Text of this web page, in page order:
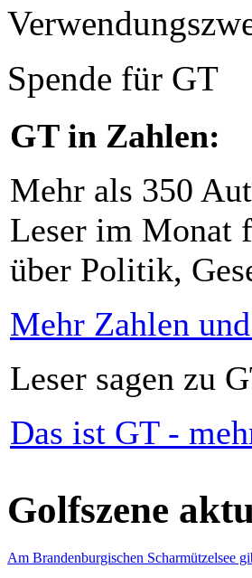
Spende für GT
GT in Zahlen:
Mehr als 350
Leser im Monat
über Politik,
Mehr Zahlen
Leser sagen zu
Das ist GT -
Golfszene
Am Brandenburgischen Scharmützelsee